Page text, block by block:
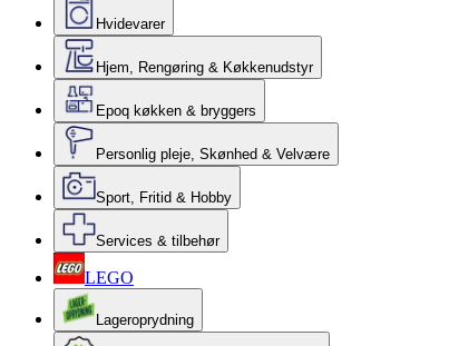
Hvidevarer
Hjem, Rengøring & Køkkenudstyr
Epoq køkken & bryggers
Personlig pleje, Skønhed & Velvære
Sport, Fritid & Hobby
Services & tilbehør
LEGO
Lageroprydning